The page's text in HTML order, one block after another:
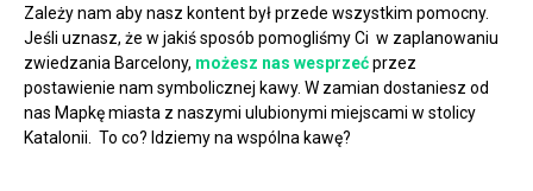
Zależy nam aby nasz kontent był przede wszystkim pomocny.
Jeśli uznasz, że w jakiś sposób pomogliśmy Ci w zaplanowaniu
zwiedzania Barcelony, możesz nas wesprzećprzez
postawienie nam symbolicznej kawy. W zamian dostaniesz od
nas Mapkę miasta z naszymi ulubionymi miejscami w stolicy
Katalonii. To co? Idziemy na wspólna kawę?